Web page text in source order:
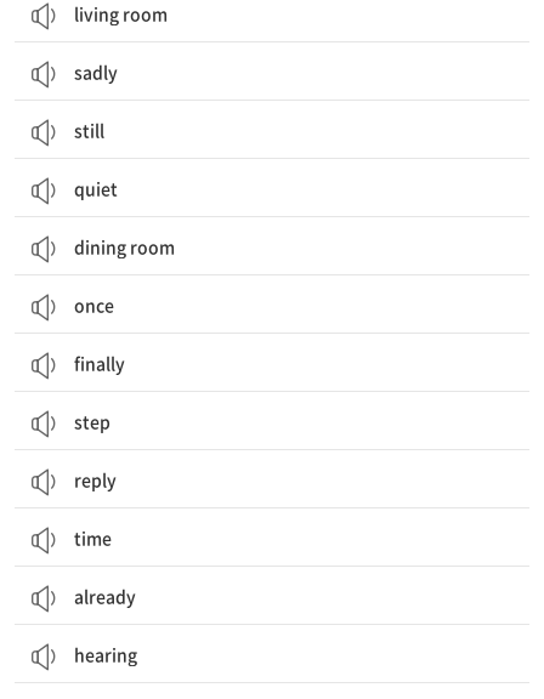
living room
sadly
still
quiet
dining room
once
finally
step
reply
time
already
hearing